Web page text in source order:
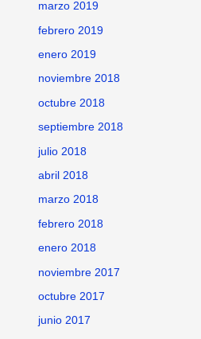
marzo 2019
febrero 2019
enero 2019
noviembre 2018
octubre 2018
septiembre 2018
julio 2018
abril 2018
marzo 2018
febrero 2018
enero 2018
noviembre 2017
octubre 2017
junio 2017